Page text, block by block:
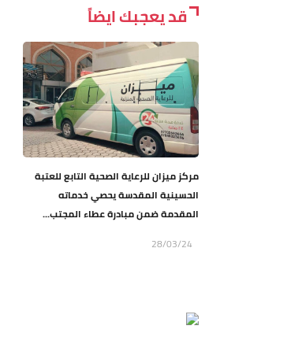
قد يعجبك ايضاً
مركز ميزان للرعاية الصحية التابع للعتبة
الحسينية المقدسة يحصي خدماته
المقدمة ضمن مبادرة عطاء المجتب...
28/03/24